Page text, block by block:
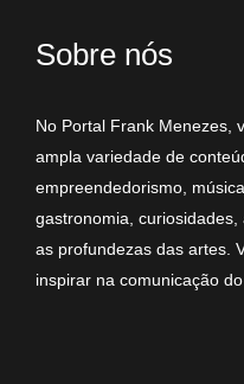
Sobre nós
No Portal Frank Menezes,
ampla variedade de
empreendedorismo,
gastronomia,
as profundezas das artes.
inspirar na comunicação